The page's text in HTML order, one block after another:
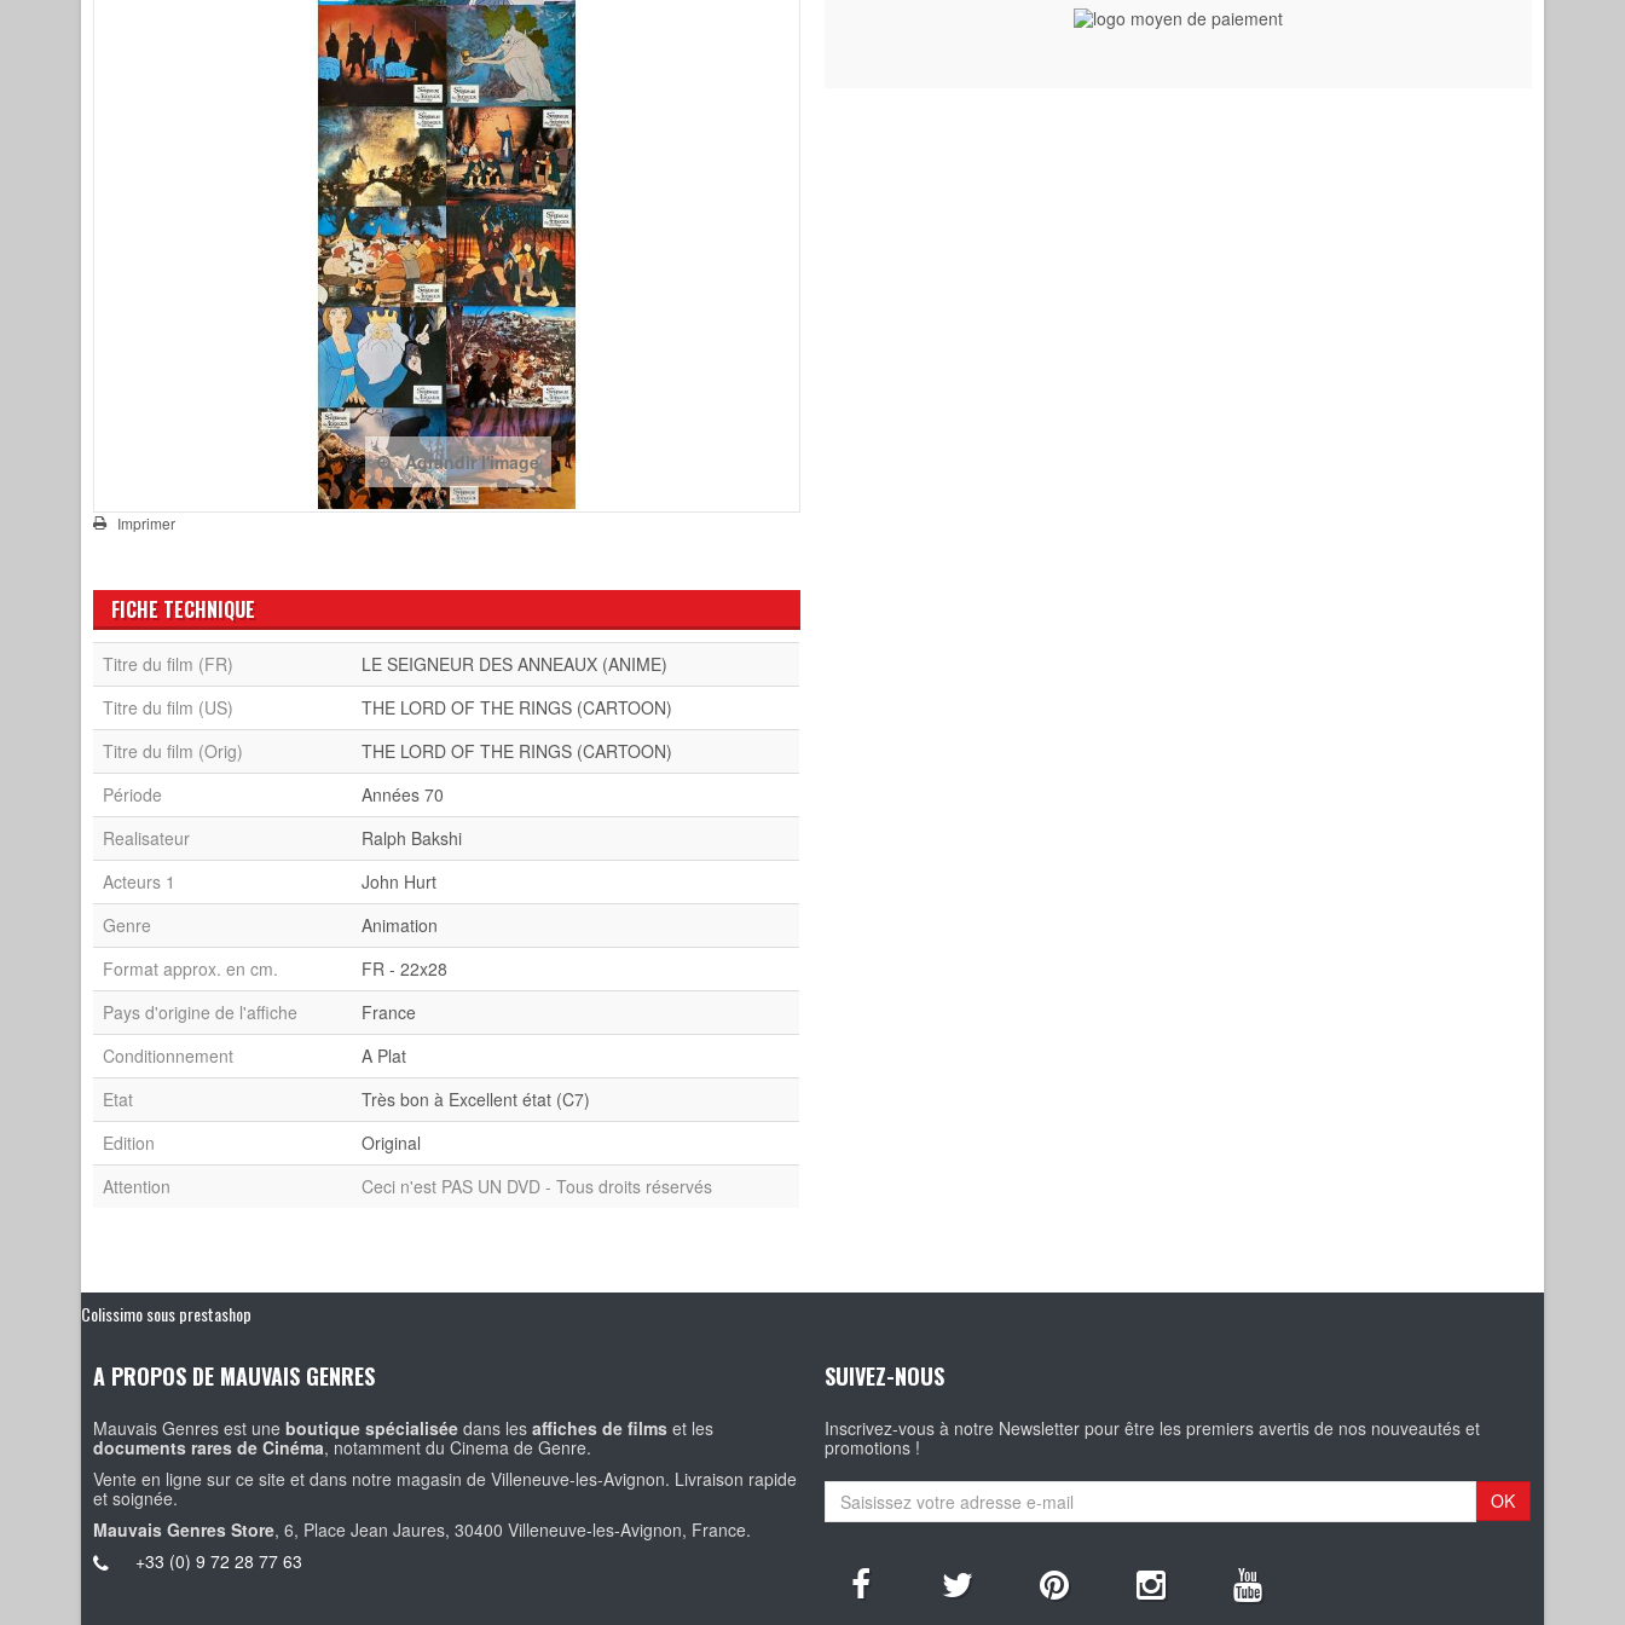
Agrandir l'image
Imprimer
FICHE TECHNIQUE
Titre du film (FR)
LE SEIGNEUR DES ANNEAUX (ANIME)
Titre du film (US)
THE LORD OF THE RINGS (CARTOON)
Titre du film (Orig)
THE LORD OF THE RINGS (CARTOON)
Période
Années 70
Realisateur
Ralph Bakshi
Acteurs 1
John Hurt
Genre
Animation
Format approx. en cm.
FR - 22x28
Pays d'origine de l'affiche
France
Conditionnement
A Plat
Etat
Très bon à Excellent état (C7)
Edition
Original
Attention
Ceci n'est PAS UN DVD - Tous droits réservés
Colissimo sous prestashop
A PROPOS DE MAUVAIS GENRES
Mauvais Genres est uneboutique spécialisée dans lesaffiches de films et les
documents rares de Cinéma, notamment du Cinema de Genre.
Vente en ligne sur ce site et dans notre magasin de Villeneuve-les-Avignon. Livraison rapide
et soignée.
Mauvais Genres Store, 6, Place Jean Jaures, 30400 Villeneuve-les-Avignon, France.
+33 (0) 9 72 28 77 63
SUIVEZ-NOUS
Inscrivez-vous à notre Newsletter pour être les premiers avertis de nos nouveautés et
promotions !
OK